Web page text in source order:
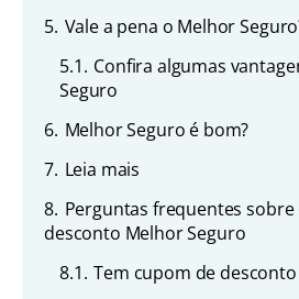
5. Vale a pena o Melhor
5.1. Confira algumas
Seguro
6. Melhor Seguro é bom?
7. Leia mais
8. Perguntas frequentes
desconto Melhor Seguro
8.1. Tem cupom de